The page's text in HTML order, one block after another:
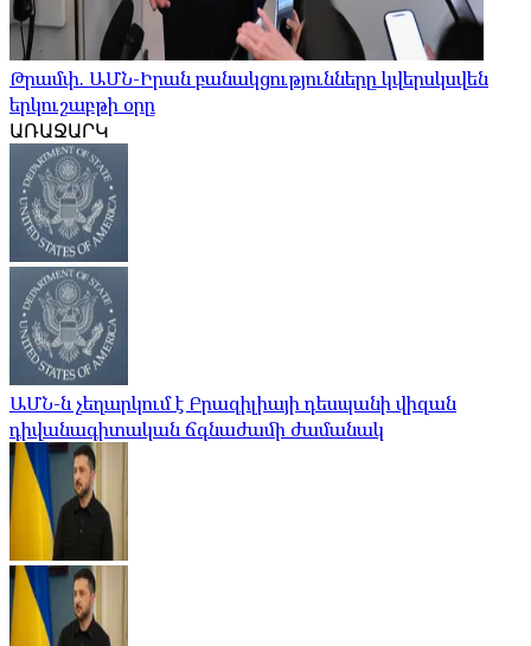
Թրամփ. ԱՄՆ-Իրան բանակցությունները կվերսկսվեն
երկուշաբթի օրը
ԱՌԱՋԱՐԿ
ԱՄՆ-ն չեղարկում է Բրազիլիայի դեսպանի վիզան
դիվանագիտական ​​ճգնաժամի ժամանակ